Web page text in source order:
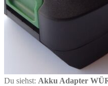
Du siehst: Akku Adapter